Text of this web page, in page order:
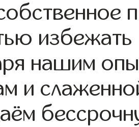
нашим
и